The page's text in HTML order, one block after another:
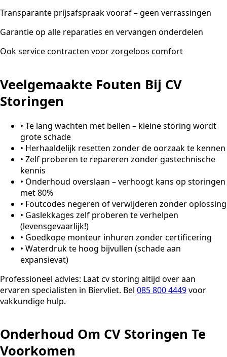
Transparante prijsafspraak vooraf – geen verrassingen
Garantie op alle reparaties en vervangen onderdelen
Ook service contracten voor zorgeloos comfort
Veelgemaakte Fouten Bij CV
Storingen
• Te lang wachten met bellen – kleine storing wordt
grote schade
• Herhaaldelijk resetten zonder de oorzaak te kennen
• Zelf proberen te repareren zonder gastechnische
kennis
• Onderhoud overslaan – verhoogt kans op storingen
met 80%
• Foutcodes negeren of verwijderen zonder oplossing
• Gaslekkages zelf proberen te verhelpen
(levensgevaarlijk!)
• Goedkope monteur inhuren zonder certificering
• Waterdruk te hoog bijvullen (schade aan
expansievat)
Professioneel advies: Laat cv storing altijd over aan
ervaren specialisten in Biervliet. Bel 085 800 4449voor
vakkundige hulp.
Onderhoud Om CV Storingen Te
Voorkomen